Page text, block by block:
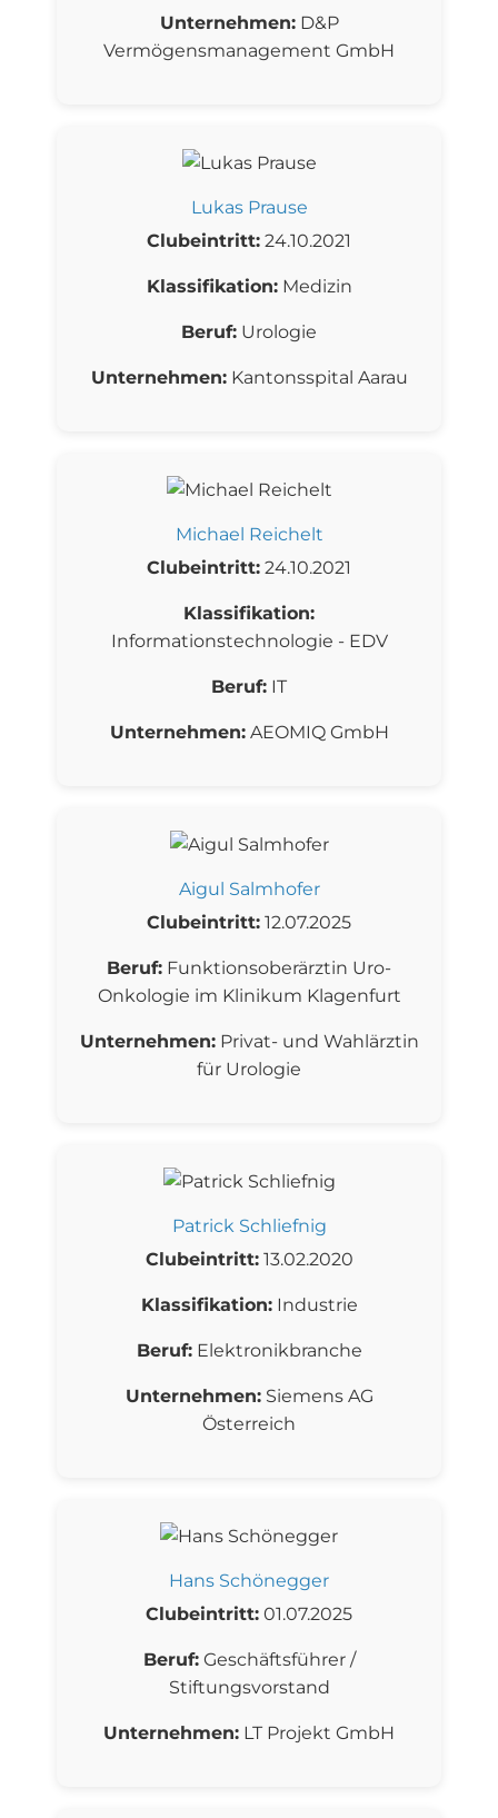
Unternehmen:D&P
Vermögensmanagement GmbH
Lukas Prause
Clubeintritt: 24.10.2021
Klassifikation:Medizin
Beruf: Urologie
Unternehmen:Kantonsspital Aarau
Michael Reichelt
Clubeintritt: 24.10.2021
Klassifikation:
Informationstechnologie - EDV
Beruf: IT
Unternehmen:AEOMIQ GmbH
Aigul Salmhofer
Clubeintritt: 12.07.2025
Beruf: Funktionsoberärztin Uro-
Onkologie im Klinikum Klagenfurt
Unternehmen:Privat- und Wahlärztin
für Urologie
Patrick Schliefnig
Clubeintritt:13.02.2020
Klassifikation:Industrie
Beruf:Elektronikbranche
Unternehmen:Siemens AG
Österreich
Hans Schönegger
Clubeintritt: 01.07.2025
Beruf:Geschäftsführer /
Stiftungsvorstand
Unternehmen: LT Projekt GmbH